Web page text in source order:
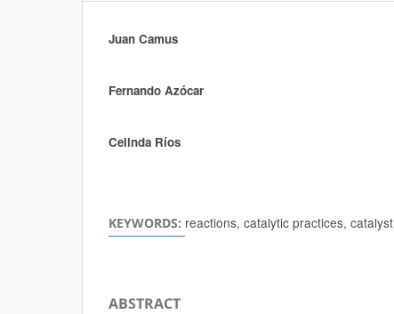
Authors
Juan Camus
Fernando Azócar
Celinda Ríos
KEYWORDS: reactions, catalytic practices, catalyst
ABSTRACT